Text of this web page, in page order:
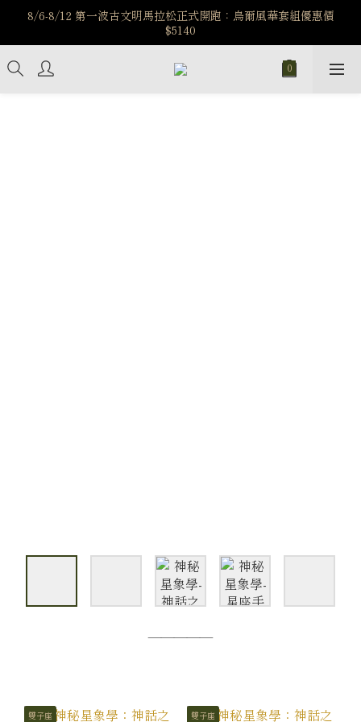
️8/6-8/12 第一波古文明馬拉松正式開跑：烏爾風華套組優惠價
$5140
️8/6-8/12 第一波古文明馬拉松正式開跑：烏爾風華套組優惠價
$5140
7/15-8/25 神秘星象學系列｜獅子座時區 項鍊 X 戒指 X 手鍊 享福
利
—————
雙子座 雙子座